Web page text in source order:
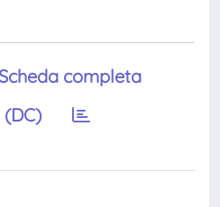
completa